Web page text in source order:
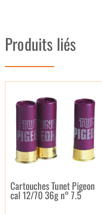
Produits liés
Cartouches Tunet Pigeon
cal 12/70 36g n° 7.5